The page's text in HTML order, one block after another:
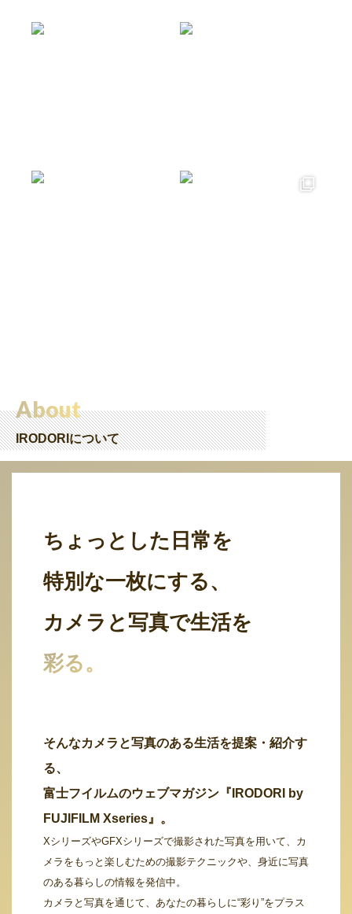
About
IRODORIについて
ちょっとした日常を
特別な一枚にする、
カメラと写真で生活を
彩る。
そんなカメラと写真のある生活を提案・紹介す
る、
富士フイルムのウェブマガジン『IRODORI by
FUJIFILM Xseries』。
XシリーズやGFXシリーズで撮影された写真を用いて、カ
メラをもっと楽しむための撮影テクニックや、身近に写真
のある暮らしの情報を発信中。
カメラと写真を通じて、あなたの暮らしに“彩り”をプラス